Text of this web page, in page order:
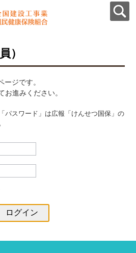
）
ージです。
お進みください。
パスワード」は広報「けんせつ国保」の